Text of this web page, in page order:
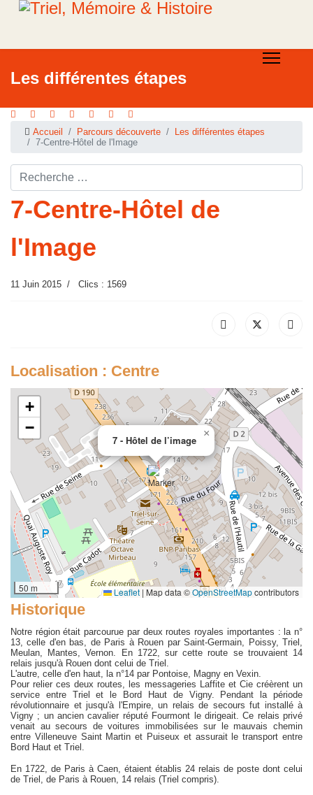
Les différentes étapes
Accueil Parcours découverte
Les différentes étapes
7-Centre-Hôtel de l'Image
Rechercher ...
7-Centre-Hôtel de
l'Image
11 Juin 2015 Clics : 1569
Localisation : Centre
7 - Hôtel de l’image
×
+
−
50 m Leaflet | Map data ©OpenStreetMapcontributors
Historique
Notre région était parcourue par deux routes royales importantes : la n°
13, celle d'en bas, de Paris à Rouen par Saint-Germain, Poissy, Triel,
Meulan, Mantes, Vernon. En 1722, sur cette route se trouvaient 14
relais jusqu'à Rouen dont celui de Triel.
L'autre, celle d'en haut, la n°14 par Pontoise, Magny en Vexin.
Pour relier ces deux routes, les messageries Laffite et Cie créèrent un
service entre Triel et le Bord Haut de Vigny. Pendant la période
révolutionnaire et jusqu'à l'Empire, un relais de secours fut installé à
Vigny ; un ancien cavalier réputé Fourmont le dirigeait. Ce relais privé
venait au secours de voitures immobilisées sur le mauvais chemin
entre Villeneuve Saint Martin et Puiseux et assurait le transport entre
Bord Haut et Triel.
En 1722, de Paris à Caen, étaient établis 24 relais de poste dont celui
de Triel, de Paris à Rouen, 14 relais (Triel compris).